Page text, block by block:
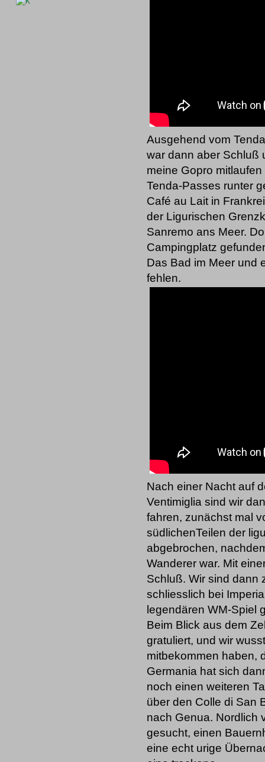
Ausgehend vom
war dann aber Schluß
meine Gopro
Tenda-Passes runter
Café au Lait in
der Ligurischen
Sanremo ans Meer.
Campingplatz
Das Bad im Meer und
fehlen.
Nach einer Nacht auf
Ventimiglia sind wir
fahren, zunächst mal
südlichenTeilen der
abgebrochen,
Wanderer war. Mit
Schluß. Wir sind dann
schliesslich bei
legendären WM-Spiel
Beim Blick aus dem
gratuliert, und wir
mitbekommen haben,
Germania hat sich
noch einen weiteren
über den Colle di San
nach Genua. Nordlich
gesucht, einen
eine echt urige